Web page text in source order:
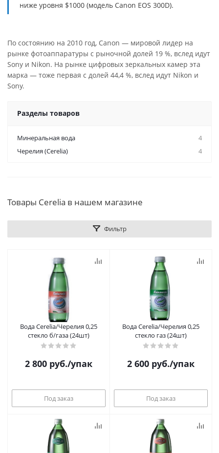
ниже уровня $1000 (модель Canon EOS 300D).
По состоянию на 2010 год, Canon — мировой лидер на
рынке фотоаппаратуры c рыночной долей 19 %, вслед идут
Sony и Nikon. На рынке цифровых зеркальных камер эта
марка — тоже первая с долей 44,4 %, вслед идут Nikon и
Sony.
Разделы товаров
Минеральная вода
4
Черелия (Cerelia)
4
Товары Cerelia в нашем магазине
Фильтр
Вода Cerelia/Черелия 0,25
стекло б/газа (24шт)
2 800 руб./упак
Под заказ
Вода Cerelia/Черелия 0,25
стекло газ (24шт)
2 600 руб./упак
Под заказ